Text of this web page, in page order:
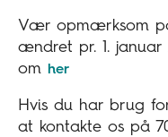
Vær opmærksom
ændret pr. 1.
om her
Hvis du har brug
at kontakte os på